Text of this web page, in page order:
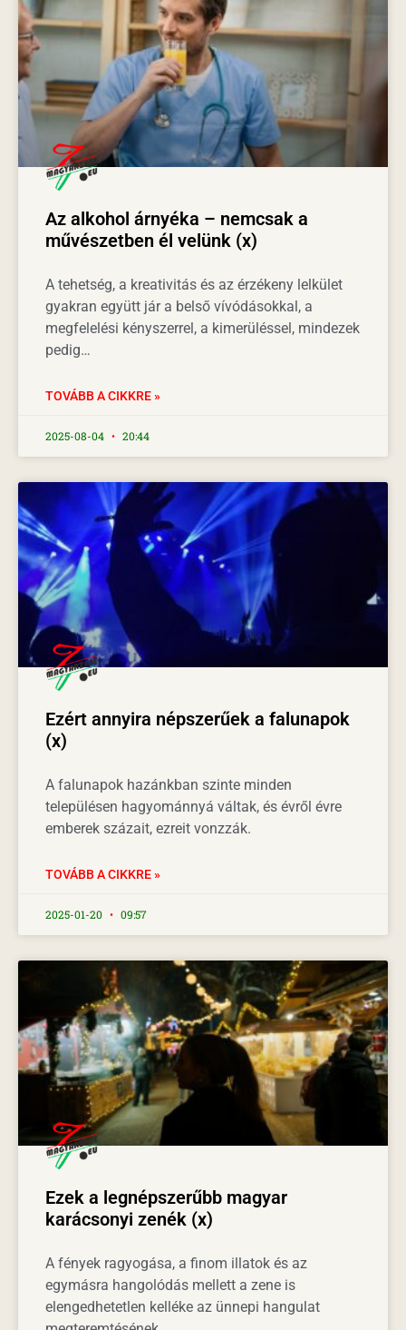
Az alkohol árnyéka – nemcsak a
művészetben él velünk (x)
A tehetség, a kreativitás és az érzékeny lelkület
gyakran együtt jár a belső vívódásokkal, a
megfelelési kényszerrel, a kimerüléssel, mindezek
pedig…
TOVÁBB A CIKKRE »
2025-08-04 20:44
Ezért annyira népszerűek a falunapok
(x)
A falunapok hazánkban szinte minden
településen hagyománnyá váltak, és évről évre
emberek százait, ezreit vonzzák.
TOVÁBB A CIKKRE »
2025-01-20 09:57
Ezek a legnépszerűbb magyar
karácsonyi zenék (x)
A fények ragyogása, a finom illatok és az
egymásra hangolódás mellett a zene is
elengedhetetlen kelléke az ünnepi hangulat